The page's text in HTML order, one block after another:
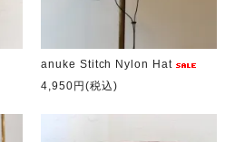
anuke Stitch Nylon Hat
4,950円(税込)